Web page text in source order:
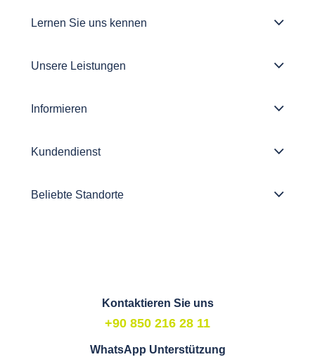
Lernen Sie uns kennen
Unsere Leistungen
Informieren
Kundendienst
Beliebte Standorte
Kontaktieren Sie uns
+90 850 216 28 11
WhatsApp Unterstützung